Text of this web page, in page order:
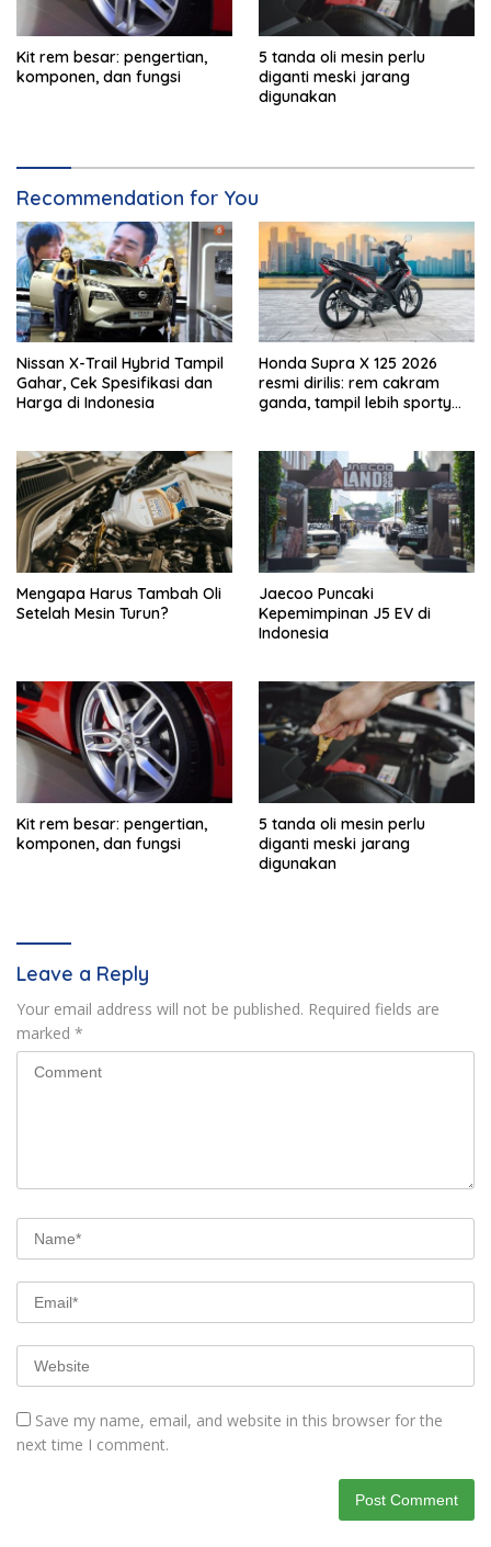
Kit rem besar: pengertian,
komponen, dan fungsi
5 tanda oli mesin perlu
diganti meski jarang
digunakan
Recommendation for You
Nissan X-Trail Hybrid Tampil
Gahar, Cek Spesifikasi dan
Harga di Indonesia
Honda Supra X 125 2026
resmi dirilis: rem cakram
ganda, tampil lebih sporty
Mengapa Harus Tambah Oli
Setelah Mesin Turun?
Jaecoo Puncaki
Kepemimpinan J5 EV di
Indonesia
Kit rem besar: pengertian,
komponen, dan fungsi
5 tanda oli mesin perlu
diganti meski jarang
digunakan
Leave a Reply
Your email address will not be published. Required fields are
marked *
Save my name, email, and website in this browser for the
next time I comment.